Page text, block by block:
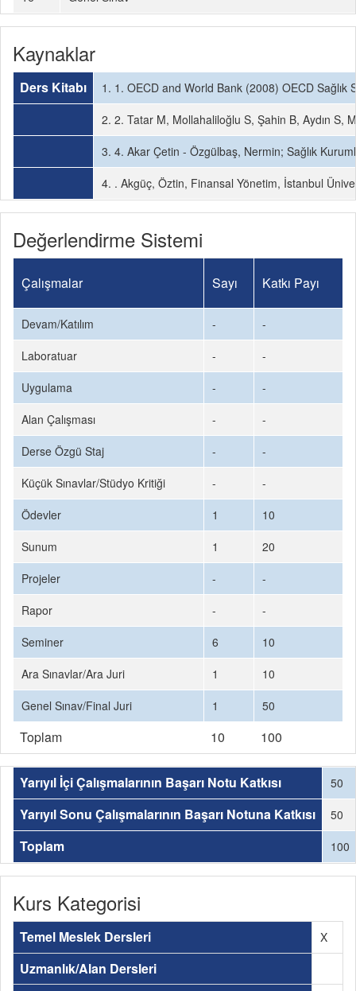
Kaynaklar
Ders Kitabı
1. 1. OECD and World Bank (2008) OECD
2. 2. Tatar M, Mollahaliloğlu S, Şahin B, Aydın
3. 4. Akar Çetin - Özgülbaş, Nermin; Sağlık
4. . Akgüç, Öztin, Finansal Yönetim, İstanbul
Değerlendirme Sistemi
Çalışmalar Sayı Katkı Payı
Devam/Katılım -
-
Laboratuar
-
-
Uygulama
-
-
Alan Çalışması
-
-
Derse Özgü Staj
-
-
Küçük Sınavlar/Stüdyo Kritiği
-
-
Ödevler
1
10
Sunum
1
20
Projeler
-
-
Rapor
-
-
Seminer
6
10
Ara Sınavlar/Ara Juri
1
10
Genel Sınav/Final Juri
1 50
Toplam 10 100
Yarıyıl İçi Çalışmalarının Başarı Notu Katkısı 50
Yarıyıl Sonu Çalışmalarının Başarı Notuna Katkısı 50
Toplam 100
Kurs Kategorisi
Temel Meslek Dersleri X
Uzmanlık/Alan Dersleri